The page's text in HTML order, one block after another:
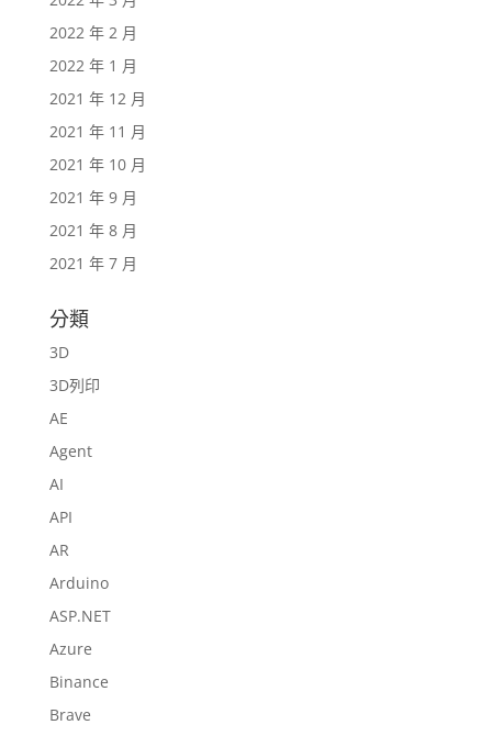
2022 年 2 月
2022 年 1 月
2021 年 12 月
2021 年 11 月
2021 年 10 月
2021 年 9 月
2021 年 8 月
2021 年 7 月
分類
3D
3D列印
AE
Agent
AI
API
AR
Arduino
ASP.NET
Azure
Binance
Brave